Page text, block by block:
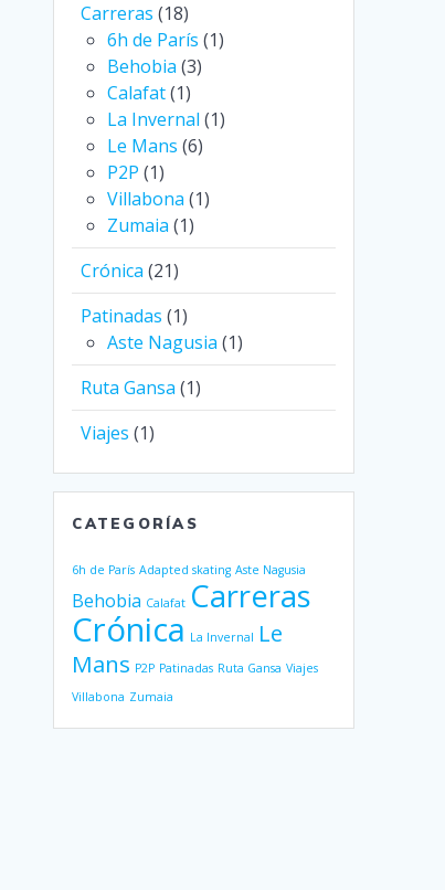
Carreras (18)
6h de París (1)
Behobia (3)
Calafat(1)
La Invernal (1)
Le Mans (6)
P2P (1)
Villabona (1)
Zumaia (1)
Crónica (21)
Patinadas (1)
Aste Nagusia (1)
Ruta Gansa (1)
Viajes (1)
CATEGORÍAS
6h de París Adapted skating Aste Nagusia
Behobia Calafat Carreras
Crónica La Invernal Le
Mans P2P Patinadas Ruta Gansa Viajes
Villabona Zumaia